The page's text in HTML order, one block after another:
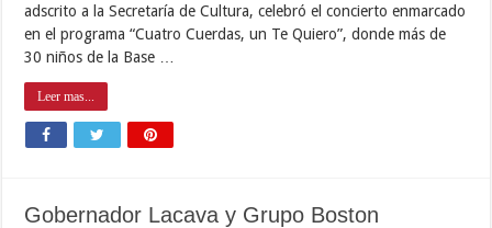
adscrito a la Secretaría de Cultura, celebró el concierto enmarcado
en el programa “Cuatro Cuerdas, un Te Quiero”, donde más de
30 niños de la Base …
Leer mas...
Gobernador Lacava y Grupo Boston